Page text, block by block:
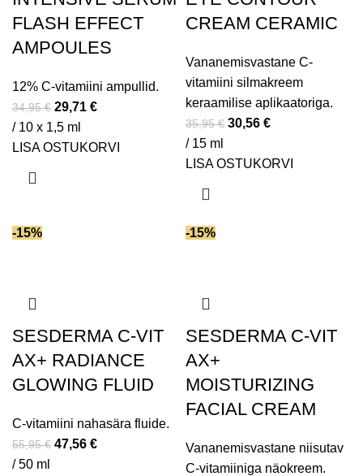
FLASH EFFECT
AMPOULES
12% C-vitamiini ampullid.
34,95€ 29,71 €
/ 10 x 1,5 ml
LISA OSTUKORVI
CREAM CERAMIC
Vananemisvastane C-
vitamiini silmakreem
keraamilise aplikaatoriga.
35,95€ 30,56 €
/ 15 ml
LISA OSTUKORVI
-15%
SESDERMA C-VIT
AX+ RADIANCE
GLOWING FLUID
C-vitamiini nahasära fluide.
55,95€ 47,56 €
/ 50 ml
-15%
SESDERMA C-VIT
AX+
MOISTURIZING
FACIAL CREAM
Vananemisvastane niisutav
C-vitamiiniga näokreem.